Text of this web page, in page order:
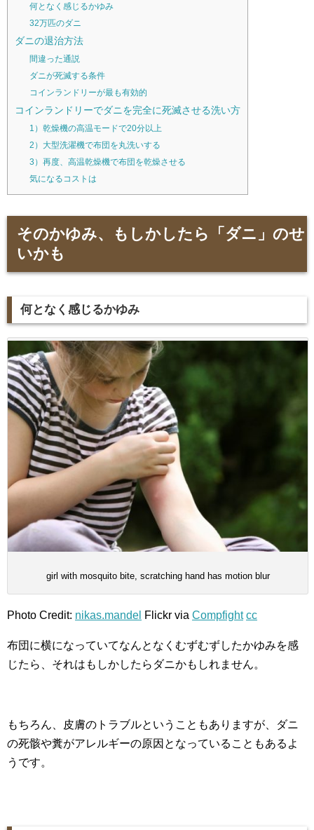
何となく感じるかゆみ
32万匹のダニ
ダニの退治方法
間違った通説
ダニが死滅する条件
コインランドリーが最も有効的
コインランドリーでダニを完全に死滅させる洗い方
1）乾燥機の高温モードで20分以上
2）大型洗濯機で布団を丸洗いする
3）再度、高温乾燥機で布団を乾燥させる
気になるコストは
そのかゆみ、もしかしたら「ダニ」のせ
いかも
何となく感じるかゆみ
girl with mosquito bite, scratching hand has motion blur
Photo Credit: nikas.mandel Flickr via Compfight cc
布団に横になっていてなんとなくむずむずしたかゆみを感
じたら、それはもしかしたらダニかもしれません。
もちろん、皮膚のトラブルということもありますが、ダニ
の死骸や糞がアレルギーの原因となっていることもあるよ
うです。